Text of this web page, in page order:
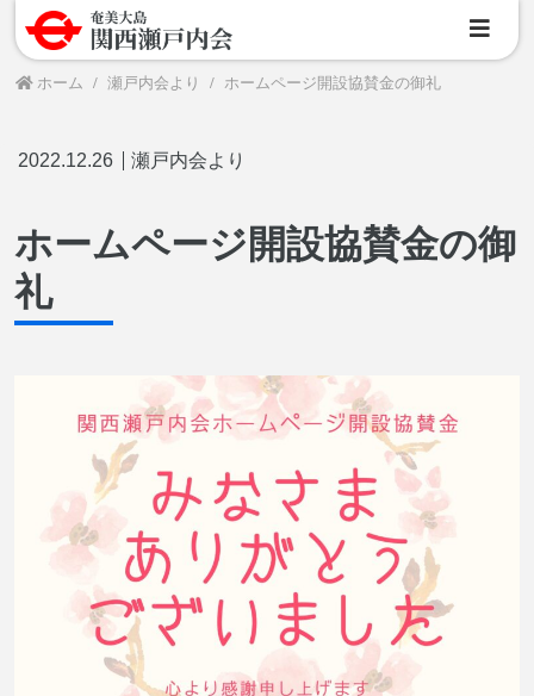
ホーム 瀬戸内会より ホームページ開設協賛金の御礼
2022.12.26 瀬戸内会より
ホームページ開設協賛金の御
礼